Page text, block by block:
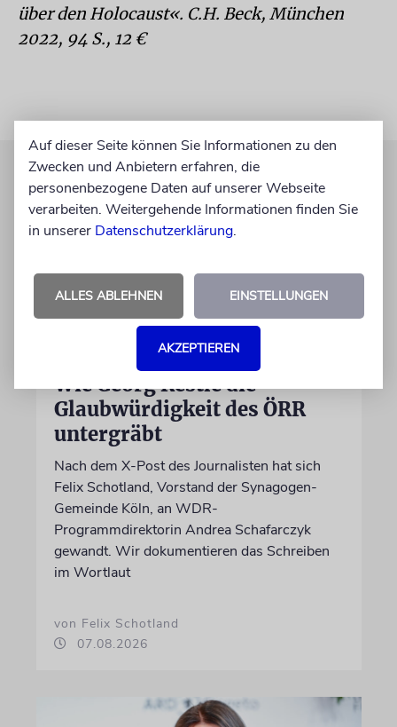
über den Holocaust«. C.H. Beck, München
2022, 94 S., 12 €
Wie Georg Restle die
Glaubwürdigkeit des ÖRR
untergräbt
Nach dem X-Post des Journalisten hat sich
Felix Schotland, Vorstand der Synagogen-
Gemeinde Köln, an WDR-
Programmdirektorin Andrea Schafarczyk
gewandt. Wir dokumentieren das Schreiben
im Wortlaut
von Felix Schotland
07.08.2026
Auf dieser Seite können Sie Informationen zu den
Zwecken und Anbietern erfahren, die
personenbezogene Daten auf unserer Webseite
verarbeiten. Weitergehende Informationen finden Sie
in unserer Datenschutzerklärung.
ALLES ABLEHNEN EINSTELLUNGEN
AKZEPTIEREN